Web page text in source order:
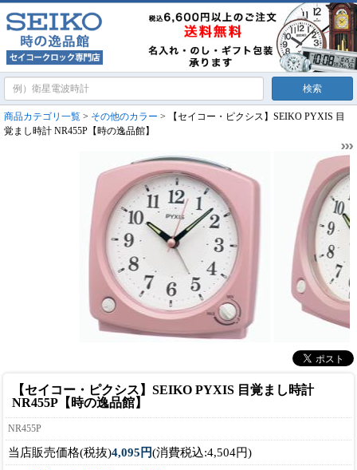
商品カテゴリ一覧 > その他のカラー > 【セイコー・ピクシス】SEIKO PYXIS 目
覚まし時計 NR455P【時の逸品館】
【セイコー・ピクシス】SEIKO PYXIS 目覚まし時計
NR455P【時の逸品館】
NR455P
当店販売価格(税抜)4,095円(消費税込:4,504円)